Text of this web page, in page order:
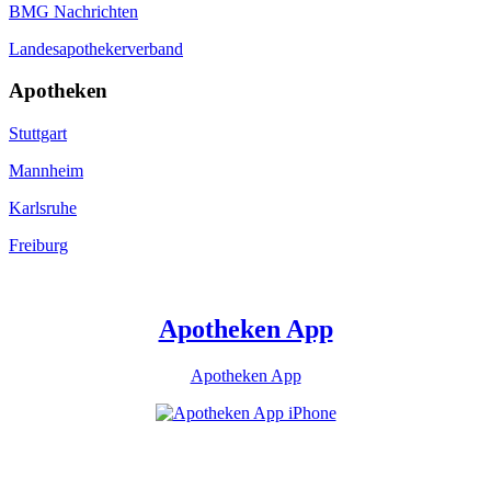
BMG Nachrichten
Landesapothekerverband
Apotheken
Stuttgart
Mannheim
Karlsruhe
Freiburg
Apotheken App
Apotheken App